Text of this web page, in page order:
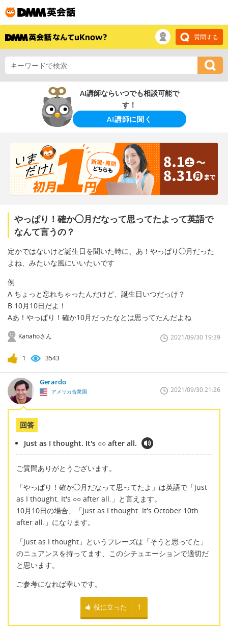
質問する
AI講師ならいつでも相談可能で
す！
AI講師に聞く
やっぱり！確か◯月だなって思ってたよって英語で
なんて言うの？
定かではないけど誕生日を聞いた時に、あ！やっぱり◯月だった
よね、みたいな風にいいたいです
例
A ちょっと忘れちゃったんだけど、誕生日いつだっけ？
B 10月10日だよ！
Aあ！やっぱり！確か10月だったなとは思ってたんだよね
Kanahoさん 2021/09/30 19:39
1 3543
Gerardo
アメリカ合衆国 2021/09/30 21:26
回答
Just as I thought. It's ○○ after all.
ご質問ありがとうございます。
「やっぱり！確か◯月だなって思ってたよ」は英語で「Just
as I thought. It's ○○ after all.」と言えます。
10月10日の場合、「Just as I thought. It's October 10th
after all.」になります。
「Just as I thought」というフレーズは「そうと思ってた」
のニュアンスを持ってます、このシチュエーションで適切だ
と思います。
ご参考になれば幸いです。
役に立った 1